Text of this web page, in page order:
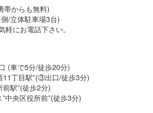
帯からも無料)
/立体駐車場3台)
軽にお電話下さい。
(車で5分/徒歩20分)
11丁目駅”(③出口/徒歩3分)
前駅”(徒歩2分)
中央区役所前”(徒歩3分)